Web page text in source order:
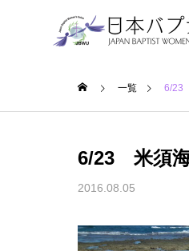
一覧 6/23
6/23 米須
2016.08.05